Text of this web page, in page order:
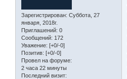
Зарегистрирован: Суббота, 27
января, 2018г.
Приглашений: 0
Сообщений: 172
Уважение: [+0/-0]
Позитив: [+0/-0]
Провел на форуме:
2 часа 22 минуты
Последний визит: